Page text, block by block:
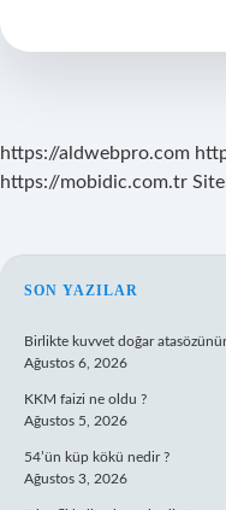
https://aldwebpro.com
https://mobidic.com.tr
SIDEBAR
SON YAZILAR
Birlikte kuvvet doğar
Ağustos 6, 2026
KKM faizi ne oldu ?
Ağustos 5, 2026
54’ün küp kökü nedir ?
Ağustos 3, 2026